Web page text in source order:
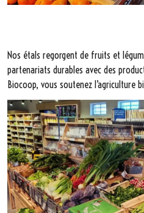
Nos étals regorgent de fruits et
partenariats durables avec des
Biocoop, vous soutenez l’agriculture